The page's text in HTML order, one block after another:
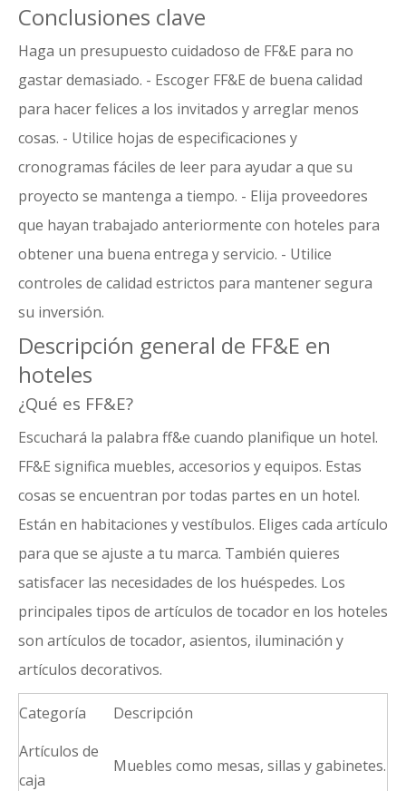
Conclusiones clave
Haga un presupuesto cuidadoso de FF&E para no
gastar demasiado. - Escoger FF&E de buena calidad
para hacer felices a los invitados y arreglar menos
cosas. - Utilice hojas de especificaciones y
cronogramas fáciles de leer para ayudar a que su
proyecto se mantenga a tiempo. - Elija proveedores
que hayan trabajado anteriormente con hoteles para
obtener una buena entrega y servicio. - Utilice
controles de calidad estrictos para mantener segura
su inversión.
Descripción general de FF&E en
hoteles
¿Qué es FF&E?
Escuchará la palabra ff&e cuando planifique un hotel.
FF&E significa muebles, accesorios y equipos. Estas
cosas se encuentran por todas partes en un hotel.
Están en habitaciones y vestíbulos. Eliges cada artículo
para que se ajuste a tu marca. También quieres
satisfacer las necesidades de los huéspedes. Los
principales tipos de artículos de tocador en los hoteles
son artículos de tocador, asientos, iluminación y
artículos decorativos.
Categoría
Descripción
Artículos de
caja
Muebles como mesas, sillas y gabinetes.